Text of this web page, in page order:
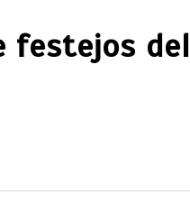
festejos del